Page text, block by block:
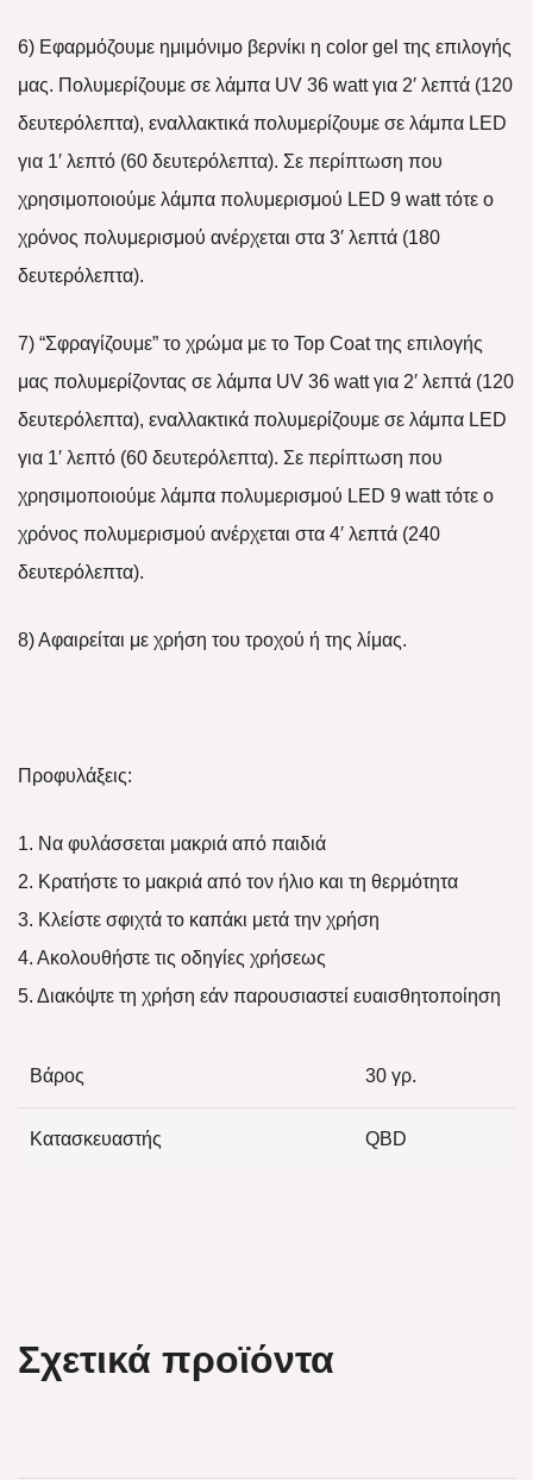
6) Εφαρμόζουμε ημιμόνιμο βερνίκι η color gel της επιλογής
μας. Πολυμερίζουμε σε λάμπα UV 36 watt για 2′ λεπτά (120
δευτερόλεπτα), εναλλακτικά πολυμερίζουμε σε λάμπα LED
για 1′ λεπτό (60 δευτερόλεπτα). Σε περίπτωση που
χρησιμοποιούμε λάμπα πολυμερισμού LED 9 watt τότε ο
χρόνος πολυμερισμού ανέρχεται στα 3′ λεπτά (180
δευτερόλεπτα).
7) “Σφραγίζουμε” το χρώμα με το Top Coat της επιλογής
μας πολυμερίζοντας σε λάμπα UV 36 watt για 2′ λεπτά (120
δευτερόλεπτα), εναλλακτικά πολυμερίζουμε σε λάμπα LED
για 1′ λεπτό (60 δευτερόλεπτα). Σε περίπτωση που
χρησιμοποιούμε λάμπα πολυμερισμού LED 9 watt τότε ο
χρόνος πολυμερισμού ανέρχεται στα 4′ λεπτά (240
δευτερόλεπτα).
8) Αφαιρείται με χρήση του τροχού ή της λίμας.
Προφυλάξεις:
1. Να φυλάσσεται μακριά από παιδιά
2. Κρατήστε το μακριά από τον ήλιο και τη θερμότητα
3. Κλείστε σφιχτά το καπάκι μετά την χρήση
4. Ακολουθήστε τις οδηγίες χρήσεως
5. Διακόψτε τη χρήση εάν παρουσιαστεί ευαισθητοποίηση
Βάρος 30 γρ.
Κατασκευαστής QBD
Σχετικά προϊόντα